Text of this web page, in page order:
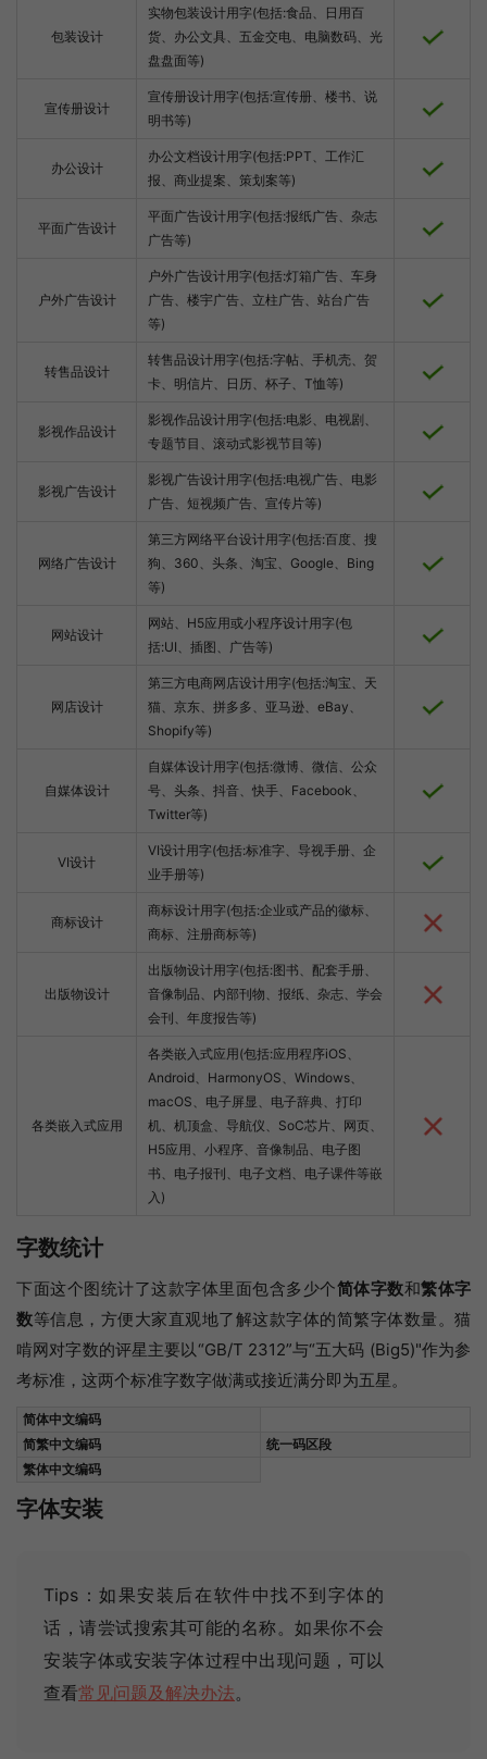
包装设计
实物包装设计用字(包括:食品、日用百
货、办公文具、五金交电、电脑数码、光
盘盘面等)
宣传册设计
宣传册设计用字(包括:宣传册、楼书、说
明书等)
办公设计
办公文档设计用字(包括:PPT、工作汇
报、商业提案、策划案等)
平面广告设计
平面广告设计用字(包括:报纸广告、杂志
广告等)
户外广告设计
户外广告设计用字(包括:灯箱广告、车身
广告、楼宇广告、立柱广告、站台广告
等)
转售品设计
转售品设计用字(包括:字帖、手机壳、贺
卡、明信片、日历、杯子、T恤等)
影视作品设计
影视作品设计用字(包括:电影、电视剧、
专题节目、滚动式影视节目等)
影视广告设计
影视广告设计用字(包括:电视广告、电影
广告、短视频广告、宣传片等)
网络广告设计
第三方网络平台设计用字(包括:百度、搜
狗、360、头条、淘宝、Google、Bing
等)
网站设计
网站、H5应用或小程序设计用字(包
括:UI、插图、广告等)
网店设计
第三方电商网店设计用字(包括:淘宝、天
猫、京东、拼多多、亚马逊、eBay、
Shopify等)
自媒体设计
自媒体设计用字(包括:微博、微信、公众
号、头条、抖音、快手、Facebook、
Twitter等)
VI设计
VI设计用字(包括:标准字、导视手册、企
业手册等)
商标设计
商标设计用字(包括:企业或产品的徽标、
商标、注册商标等)
出版物设计
出版物设计用字(包括:图书、配套手册、
音像制品、内部刊物、报纸、杂志、学会
会刊、年度报告等)
各类嵌入式应用
各类嵌入式应用(包括:应用程序iOS、
Android、HarmonyOS、Windows、
macOS、电子屏显、电子辞典、打印
机、机顶盒、导航仪、SoC芯片、网页、
H5应用、小程序、音像制品、电子图
书、电子报刊、电子文档、电子课件等嵌
入)
字数统计
下面这个图统计了这款字体里面包含多少个简体字数和繁体字
数等信息，方便大家直观地了解这款字体的简繁字体数量。猫
啃网对字数的评星主要以“GB/T 2312”与“五大码 (Big5)"作为参
考标准，这两个标准字数字做满或接近满分即为五星。
简体中文编码
简繁中文编码
统一码区段
繁体中文编码
字体安装
Tips：如果安装后在软件中找不到字体的
话，请尝试搜索其可能的名称。如果你不会
安装字体或安装字体过程中出现问题，可以
查看常见问题及解决办法。